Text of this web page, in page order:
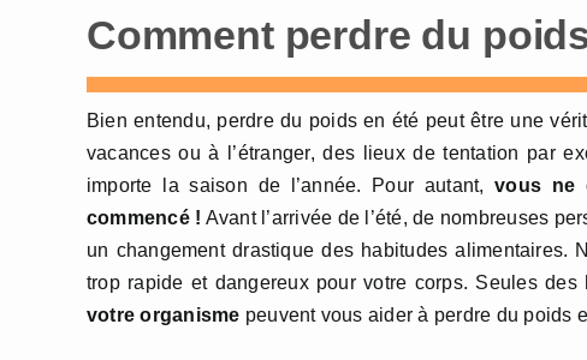
Comment perdre du
Bien entendu, perdre du poids en été peut être une
vacances ou à l’étranger, des lieux de tentation par
importe la saison de l’année. Pour autant,vous ne
commencé ! Avant l’arrivée de l’été, de nombreuses
un changement drastique des habitudes
trop rapide et dangereux pour votre corps. Seules des
votre organisme peuvent vous aider à perdre du poids